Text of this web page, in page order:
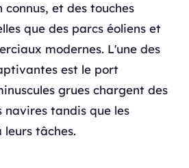
et des touches
que des parcs éoliens et
modernes. L'une des
est le port
grues chargent des
navires tandis que les
tâches.